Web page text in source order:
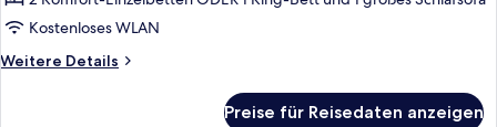
Kostenloses WLAN
Weitere Details
Weitere
Preise für Reisedaten anzeigen